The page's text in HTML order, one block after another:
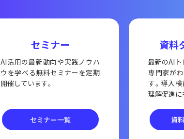
セミナー
AI活用の最新動向や実践ノウハ
ウを学べる無料セミナーを定期
開催しています。
セミナー一覧
資料
最新のAIト
専門家が
す。導入
理解促進に
資